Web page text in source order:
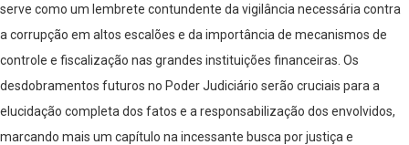
serve como um lembrete contundente da vigilância necessária contra
a corrupção em altos escalões e da importância de mecanismos de
controle e fiscalização nas grandes instituições financeiras. Os
desdobramentos futuros no Poder Judiciário serão cruciais para a
elucidação completa dos fatos e a responsabilização dos envolvidos,
marcando mais um capítulo na incessante busca por justiça e